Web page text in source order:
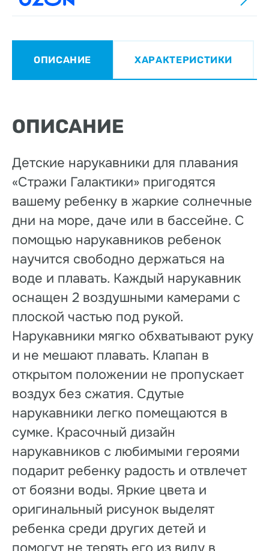
ОПИСАНИЕ ХАРАКТЕРИСТИКИ
ОПИСАНИЕ
Детские нарукавники для плавания
«Стражи Галактики» пригодятся
вашему ребенку в жаркие солнечные
дни на море, даче или в бассейне. С
помощью нарукавников ребенок
научится свободно держаться на
воде и плавать. Каждый нарукавник
оснащен 2 воздушными камерами с
плоской частью под рукой.
Нарукавники мягко обхватывают руку
и не мешают плавать. Клапан в
открытом положении не пропускает
воздух без сжатия. Сдутые
нарукавники легко помещаются в
сумке. Красочный дизайн
нарукавников с любимыми героями
подарит ребенку радость и отвлечет
от боязни воды. Яркие цвета и
оригинальный рисунок выделят
ребенка среди других детей и